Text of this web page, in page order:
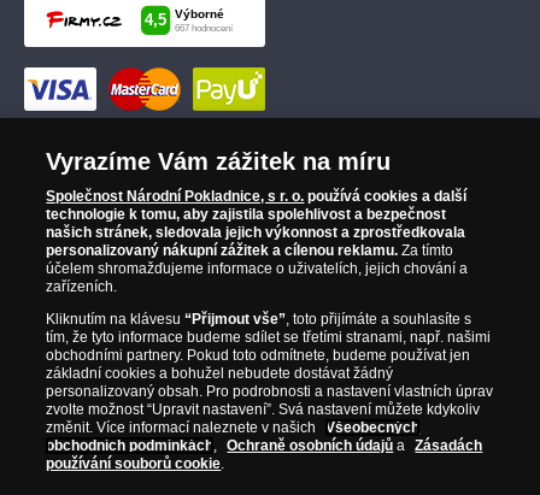
Vyrazíme Vám zážitek na míru
Společnost Národní Pokladnice, s r. o. používá cookies a další
technologie k tomu, aby zajistila spolehlivost a bezpečnost
našich stránek, sledovala jejich výkonnost a zprostředkovala
personalizovaný nákupní zážitek a cílenou reklamu. Za tímto
účelem shromažďujeme informace o uživatelích, jejich chování a
zařízeních.
Kliknutím na klávesu“Přijmout vše”, toto přijímáte a souhlasíte s
tím, že tyto informace budeme sdílet se třetími stranami, např. našimi
obchodními partnery. Pokud toto odmítnete, budeme používat jen
základní cookies a bohužel nebudete dostávat žádný
personalizovaný obsah. Pro podrobnosti a nastavení vlastních úprav
zvolte možnost “Upravit nastavení”. Svá nastavení můžete kdykoliv
změnit. Více informací naleznete v našich
Všeobecných
obchodních podmínkách , Ochraně osobních údajů a
Zásadách
používání souborů cookie.